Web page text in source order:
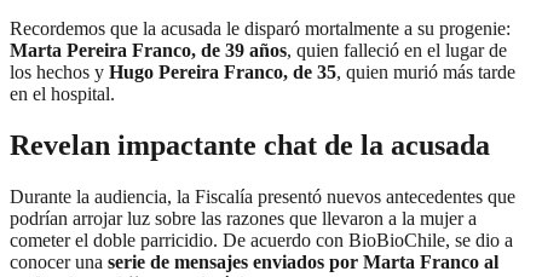
Recordemos que la acusada le disparó mortalmente a su progenie:
Marta Pereira Franco, de 39 años, quien falleció en el lugar de
los hechos y Hugo Pereira Franco, de 35, quien murió más tarde
en el hospital.
Revelan impactante chat de la acusada
Durante la audiencia, la Fiscalía presentó nuevos antecedentes que
podrían arrojar luz sobre las razones que llevaron a la mujer a
cometer el doble parricidio. De acuerdo con BioBioChile, se dio a
conocer una serie de mensajes enviados por Marta Franco al